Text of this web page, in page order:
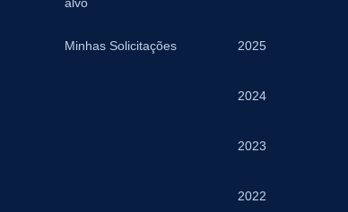
Minhas Solicitações 2025
2024
2023
2022